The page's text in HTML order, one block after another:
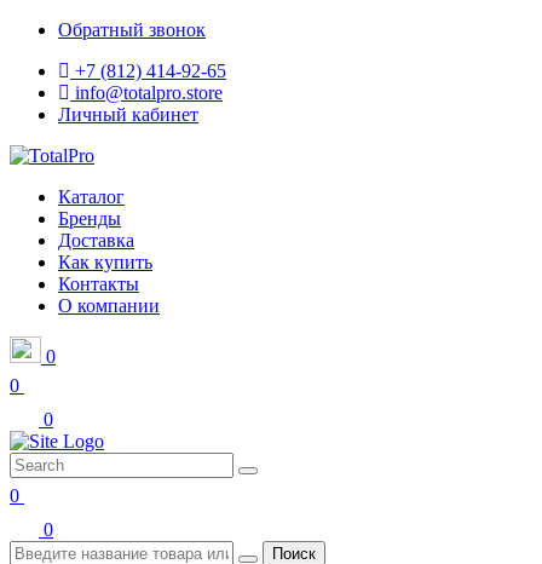
Обратный звонок
+7 (812) 414-92-65
info@totalpro.store
Личный кабинет
Каталог
Бренды
Доставка
Как купить
Контакты
О компании
0
0
0
0
0
Поиск